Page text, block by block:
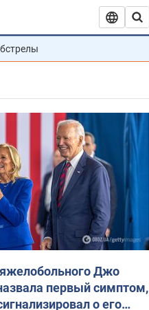
Джо
первый симптом,
о его